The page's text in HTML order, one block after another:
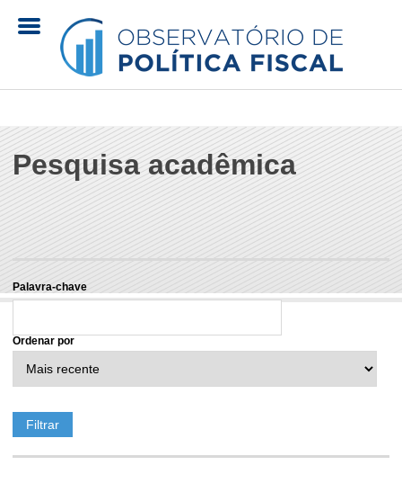
para
o
principal
b
s
r
a
ó
Pesquisa acadêmica
Palavra-chave
Ordenar por